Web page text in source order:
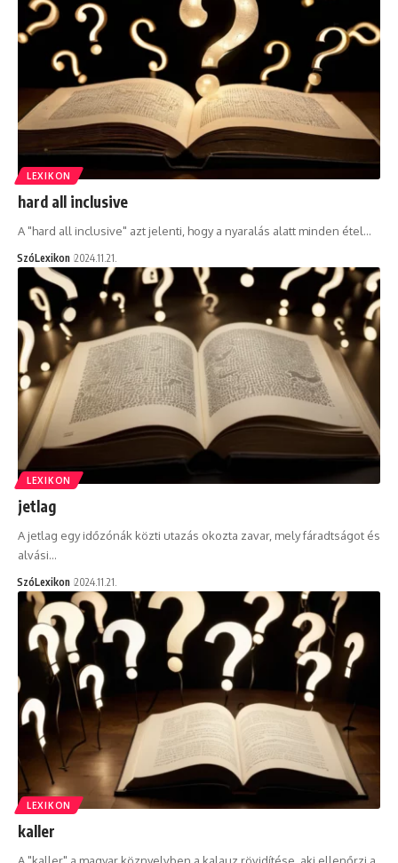
LEXIKON
hard all inclusive
A "hard all inclusive" azt jelenti, hogy a nyaralás alatt minden étel…
SzóLexikon 2024.11.21.
LEXIKON
jetlag
A jetlag egy időzónák közti utazás okozta zavar, mely fáradtságot és
alvási…
SzóLexikon 2024.11.21.
LEXIKON
kaller